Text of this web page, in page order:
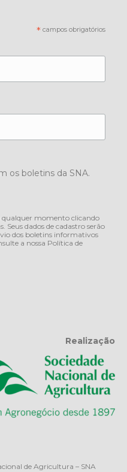
* campos obrigatórios
os boletins da SNA.
qualquer momento clicando
Seus dados de cadastro serão
dos boletins informativos
a nossa Política de
Realização
de Agricultura – SNA